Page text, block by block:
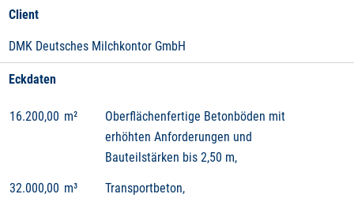
Client
DMK Deutsches Milchkontor GmbH
Eckdaten
16.200,00 m²
Oberflächenfertige Betonböden mit
erhöhten Anforderungen und
Bauteilstärken bis 2,50 m,
32.000,00 m³ Transportbeton,